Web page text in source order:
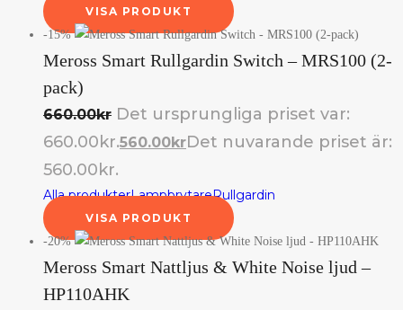
VISA PRODUKT
-15%
Meross Smart Rullgardin Switch – MRS100 (2-
pack)
660.00kr Det ursprungliga priset var:
660.00kr.560.00krDet nuvarande priset är:
560.00kr.
Alla produkterLampbrytareRullgardin
VISA PRODUKT
-20%
Meross Smart Nattljus & White Noise ljud –
HP110AHK